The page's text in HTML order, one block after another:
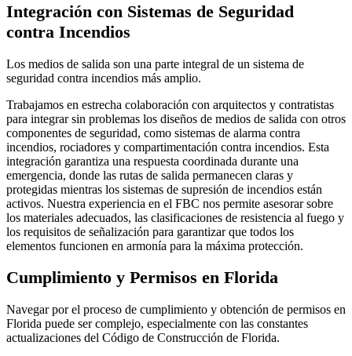
Integración con Sistemas de Seguridad
contra Incendios
Los medios de salida son una parte integral de un sistema de
seguridad contra incendios más amplio.
Trabajamos en estrecha colaboración con arquitectos y contratistas
para integrar sin problemas los diseños de medios de salida con otros
componentes de seguridad, como sistemas de alarma contra
incendios, rociadores y compartimentación contra incendios. Esta
integración garantiza una respuesta coordinada durante una
emergencia, donde las rutas de salida permanecen claras y
protegidas mientras los sistemas de supresión de incendios están
activos. Nuestra experiencia en el FBC nos permite asesorar sobre
los materiales adecuados, las clasificaciones de resistencia al fuego y
los requisitos de señalización para garantizar que todos los
elementos funcionen en armonía para la máxima protección.
Cumplimiento y Permisos en Florida
Navegar por el proceso de cumplimiento y obtención de permisos en
Florida puede ser complejo, especialmente con las constantes
actualizaciones del Código de Construcción de Florida.